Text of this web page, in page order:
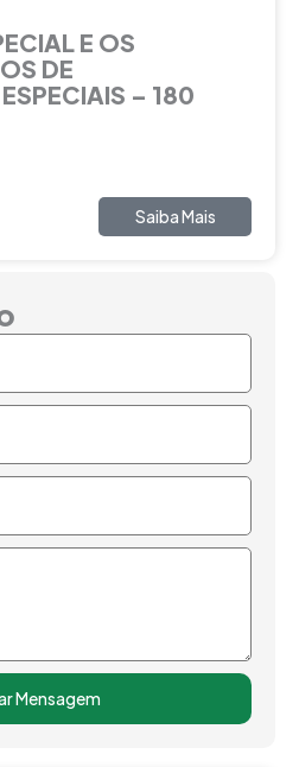
E OS
DE
– 180
Saiba Mais
Mensagem